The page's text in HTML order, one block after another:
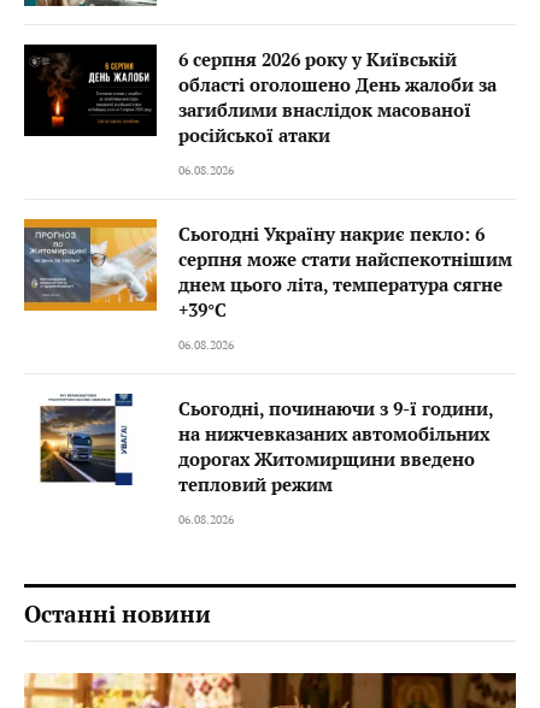
6 серпня 2026 року у Київській
області оголошено День жалоби за
загиблими внаслідок масованої
російської атаки
06.08.2026
Сьогодні Україну накриє пекло: 6
серпня може стати найспекотнішим
днем цього літа, температура сягне
+39°C
06.08.2026
Сьогодні, починаючи з 9-ї години,
на нижчевказаних автомобільних
дорогах Житомирщини введено
тепловий режим
06.08.2026
Останні новини